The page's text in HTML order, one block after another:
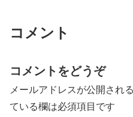
コメント
コメントをどうぞ
メールアドレスが公開され
ている欄は必須項目です